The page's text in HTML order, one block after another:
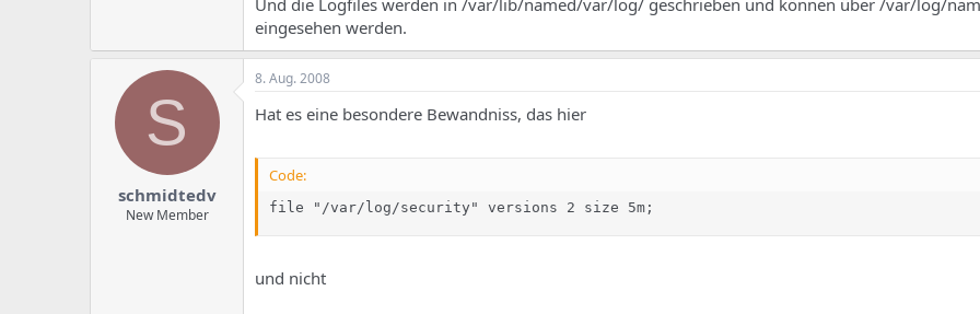
Und die Logfiles werden in /var/lib/named/var/log/ geschrieben und können über /var/log/
eingesehen werden.
S
schmidtedv
New Member
8. Aug. 2008
Hat es eine besondere Bewandniss, das hier
Code:
file "/var/log/security" versions 2 size 5m;
und nicht